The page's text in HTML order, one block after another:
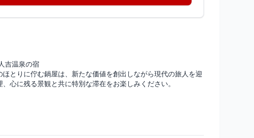
吉温泉の宿
とりに佇む鍋屋は、新たな価値を創出しながら現代の旅人を迎
心に残る景観と共に特別な滞在をお楽しみください。